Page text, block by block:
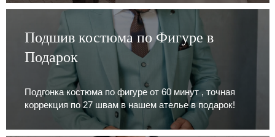
Подшив костюма по Фигуре в
Подарок
Подгонка костюма по фигуре от 60 минут , точная
коррекция по 27 швам в нашем ателье в подарок!